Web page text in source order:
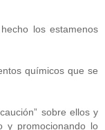
los estamenos
químicos que se
sobre ellos y
y promocionando lo